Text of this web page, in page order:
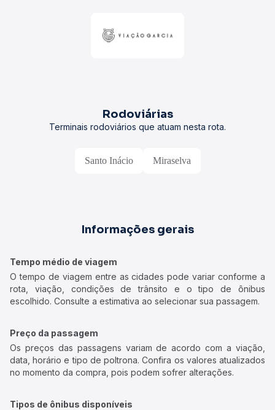
Rodoviárias
Terminais rodoviários que atuam nesta rota.
Santo Inácio Miraselva
Informações gerais
Tempo médio de viagem
O tempo de viagem entre as cidades pode variar conforme a
rota, viação, condições de trânsito e o tipo de ônibus
escolhido. Consulte a estimativa ao selecionar sua passagem.
Preço da passagem
Os preços das passagens variam de acordo com a viação,
data, horário e tipo de poltrona. Confira os valores atualizados
no momento da compra, pois podem sofrer alterações.
Tipos de ônibus disponíveis